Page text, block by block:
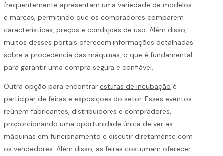
frequentemente apresentam uma variedade de modelos
e marcas, permitindo que os compradores comparem
características, preços e condições de uso. Além disso,
muitos desses portais oferecem informações detalhadas
sobre a procedência das máquinas, o que é fundamental
para garantir uma compra segura e confiável.
Outra opção para encontrar estufas de incubação é
participar de feiras e exposições do setor. Esses eventos
reúnem fabricantes, distribuidores e compradores,
proporcionando uma oportunidade única de ver as
máquinas em funcionamento e discutir diretamente com
os vendedores. Além disso, as feiras costumam oferecer